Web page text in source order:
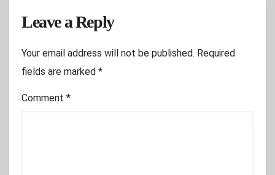
Leave a Reply
Your email address will not be published. Required
fields are marked *
Comment *